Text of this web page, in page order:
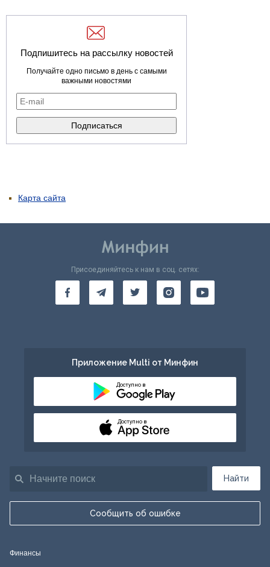
Подпишитесь на рассылку новостей
Получайте одно письмо в день с самыми
важными новостями
Карта сайта
Найти
Сообщить об ошибке
Присоединяйтесь к нам в соц. сетях:
Приложение Multi от Минфин
Доступно в
Доступно в
Финансы